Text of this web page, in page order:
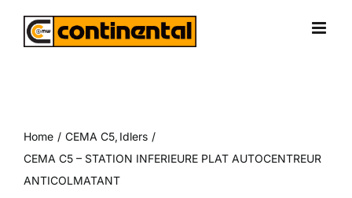
Home CEMA C5 Idlers
CEMA C5 – STATION INFERIEURE PLAT AUTOCENTREUR
ANTICOLMATANT